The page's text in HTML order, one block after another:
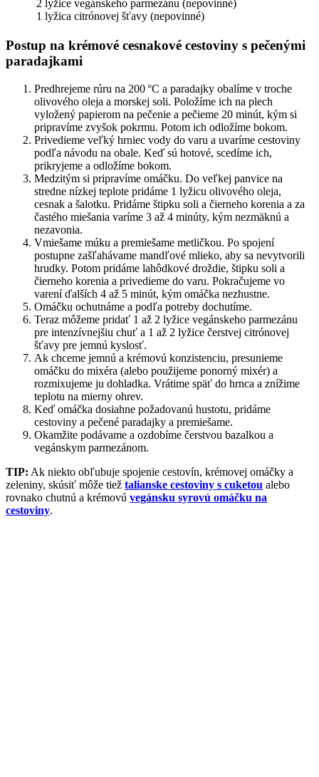
2 lyžice vegánskeho parmezánu (nepovinné)
1 lyžica citrónovej šťavy (nepovinné)
Postup na krémové cesnakové cestoviny s pečenými
paradajkami
Predhrejeme rúru na 200 °C a paradajky obalíme v troche
olivového oleja a morskej soli. Položíme ich na plech
vyložený papierom na pečenie a pečieme 20 minút, kým si
pripravíme zvyšok pokrmu. Potom ich odložíme bokom.
Privedieme veľký hrniec vody do varu a uvaríme cestoviny
podľa návodu na obale. Keď sú hotové, scedíme ich,
prikryjeme a odložíme bokom.
Medzitým si pripravíme omáčku. Do veľkej panvice na
stredne nízkej teplote pridáme 1 lyžicu olivového oleja,
cesnak a šalotku. Pridáme štipku soli a čierneho korenia a za
častého miešania varíme 3 až 4 minúty, kým nezmäknú a
nezavonia.
Vmiešame múku a premiešame metličkou. Po spojení
postupne zašľahávame mandľové mlieko, aby sa nevytvorili
hrudky. Potom pridáme lahôdkové droždie, štipku soli a
čierneho korenia a privedieme do varu. Pokračujeme vo
varení ďalších 4 až 5 minút, kým omáčka nezhustne.
Omáčku ochutnáme a podľa potreby dochutíme.
Teraz môžeme pridať 1 až 2 lyžice vegánskeho parmezánu
pre intenzívnejšiu chuť a 1 až 2 lyžice čerstvej citrónovej
šťavy pre jemnú kyslosť.
Ak chceme jemnú a krémovú konzistenciu, presunieme
omáčku do mixéra (alebo použijeme ponorný mixér) a
rozmixujeme ju dohladka. Vrátime späť do hrnca a znížime
teplotu na mierny ohrev.
Keď omáčka dosiahne požadovanú hustotu, pridáme
cestoviny a pečené paradajky a premiešame.
Okamžite podávame a ozdobíme čerstvou bazalkou a
vegánskym parmezánom.
TIP: Ak niekto obľubuje spojenie cestovín, krémovej omáčky a
zeleniny, skúsiť môže tiež talianske cestoviny s cuketou alebo
rovnako chutnú a krémovú vegánsku syrovú omáčku na
cestoviny.